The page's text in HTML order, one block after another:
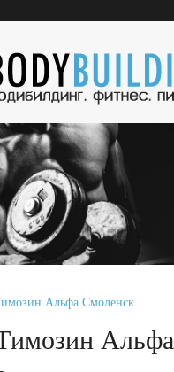
Альфа Смоленск
Альфа